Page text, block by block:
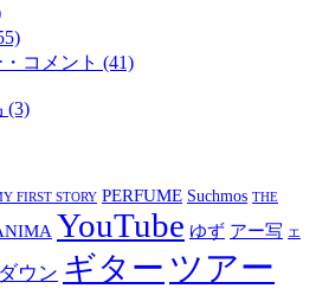
コメント (41)
(3)
FIRST STORY PERFUME Suchmos THE
YouTube ゆず アー写 エ
ウン ギター ツアー